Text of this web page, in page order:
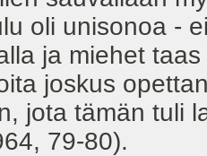
oli unisonoa -
ja miehet
joskus
jota tämän tuli
79-80).